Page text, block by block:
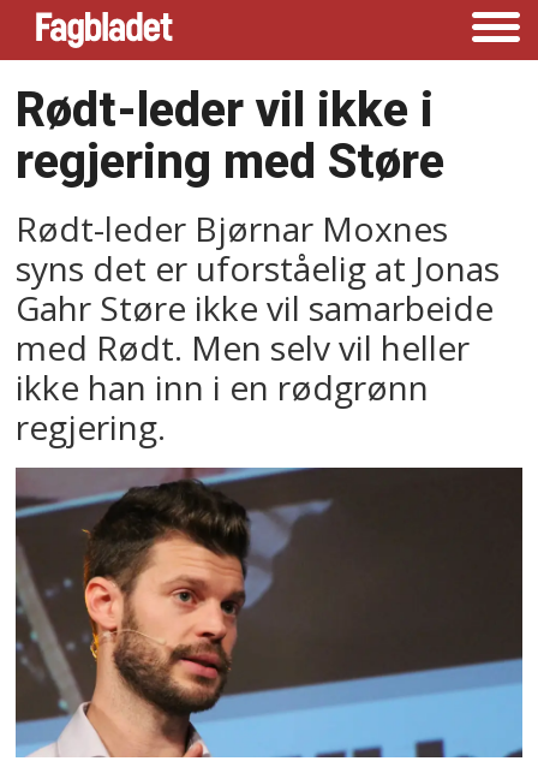
Rødt-leder vil ikke i
regjering med Støre
Rødt-leder Bjørnar Moxnes
syns det er uforståelig at Jonas
Gahr Støre ikke vil samarbeide
med Rødt. Men selv vil heller
ikke han inn i en rødgrønn
regjering.